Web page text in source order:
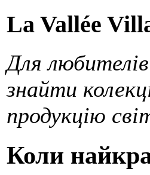
La Vallée
Для
знайти
продукцію
Коли